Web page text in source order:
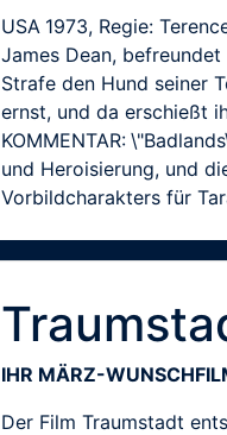
USA 1973, Regie:
James Dean,
Strafe den Hund seiner
ernst, und da erschießt
KOMMENTAR:
und Heroisierung, und
Vorbildcharakters für
IHR MÄRZ-
Der Film Traumstadt